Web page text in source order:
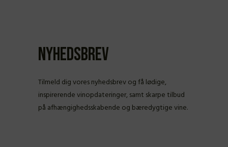
Nyhedsbrev
Tilmeld dig vores nyhedsbrev og få lødige,
inspirerende vinopdateringer, samt skarpe tilbud
på afhængighedsskabende og bæredygtige vine.